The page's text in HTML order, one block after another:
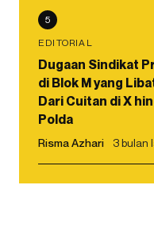
5
EDITORIAL
Dugaan Sindikat
di Blok M yang
Dari Cuitan di X
Polda
Risma Azhari 3 bulan